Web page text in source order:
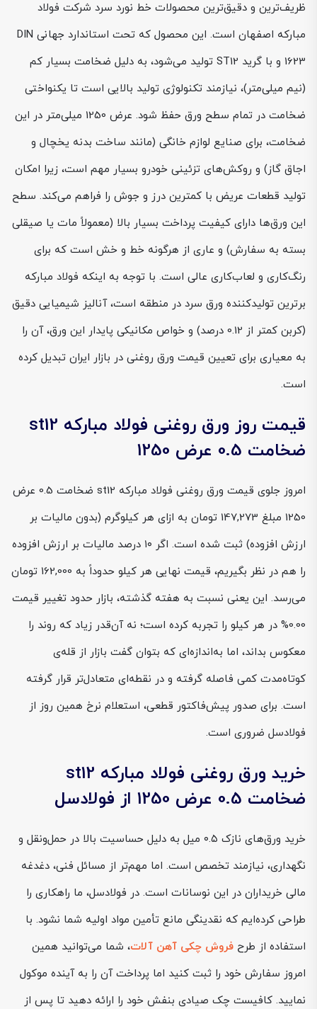
ظریف‌ترین و دقیق‌ترین محصولات خط نورد سرد شرکت فولاد
مبارکه اصفهان است. این محصول که تحت استاندارد جهانی DIN
1623 و با گرید ST12 تولید می‌شود، به دلیل ضخامت بسیار کم
(نیم میلی‌متر)، نیازمند تکنولوژی تولید بالایی است تا یکنواختی
ضخامت در تمام سطح ورق حفظ شود. عرض 1250 میلی‌متر در این
ضخامت، برای صنایع لوازم خانگی (مانند ساخت بدنه یخچال و
اجاق گاز) و روکش‌های تزئینی خودرو بسیار مهم است، زیرا امکان
تولید قطعات عریض با کمترین درز و جوش را فراهم می‌کند. سطح
این ورق‌ها دارای کیفیت پرداخت بسیار بالا (معمولاً مات یا صیقلی
بسته به سفارش) و عاری از هرگونه خط و خش است که برای
رنگ‌کاری و لعاب‌کاری عالی است. با توجه به اینکه فولاد مبارکه
برترین تولیدکننده ورق سرد در منطقه است، آنالیز شیمیایی دقیق
(کربن کمتر از 0.12 درصد) و خواص مکانیکی پایدار این ورق، آن را
به معیاری برای تعیین قیمت ورق روغنی در بازار ایران تبدیل کرده
است.
قیمت روز ورق روغنی فولاد مبارکه st12
ضخامت 0.5 عرض 1250
امروز جلوی قیمت ورق روغنی فولاد مبارکه st12 ضخامت 0.5 عرض
1250 مبلغ 147,273 تومان به ازای هر کیلوگرم (بدون مالیات بر
ارزش افزوده) ثبت شده است. اگر ۱۰ درصد مالیات بر ارزش افزوده
را هم در نظر بگیریم، قیمت نهایی هر کیلو حدوداً به 162,000 تومان
می‌رسد. این یعنی نسبت به هفته گذشته، بازار حدود تغییر قیمت
0.00%
در هر کیلو را تجربه کرده است؛ نه آن‌قدر زیاد که روند را
معکوس بداند، اما به‌اندازه‌ای که بتوان گفت بازار از قله‌ی
کوتاه‌مدت کمی فاصله گرفته و در نقطه‌ای متعادل‌تر قرار گرفته
است. برای صدور پیش‌فاکتور قطعی، استعلام نرخ همین روز از
فولادسل ضروری است.
خرید ورق روغنی فولاد مبارکه st12
ضخامت 0.5 عرض 1250 از فولادسل
خرید ورق‌های نازک ۰.۵ میل به دلیل حساسیت بالا در حمل‌ونقل و
نگهداری، نیازمند تخصص است. اما مهم‌تر از مسائل فنی، دغدغه
مالی خریداران در این نوسانات است. در فولادسل، ما راهکاری را
طراحی کرده‌ایم که نقدینگی مانع تأمین مواد اولیه شما نشود. با
استفاده از طرح فروش چکی آهن آلات، شما می‌توانید همین
امروز سفارش خود را ثبت کنید اما پرداخت آن را به آینده موکول
نمایید. کافیست چک صیادی بنفش خود را ارائه دهید تا پس از